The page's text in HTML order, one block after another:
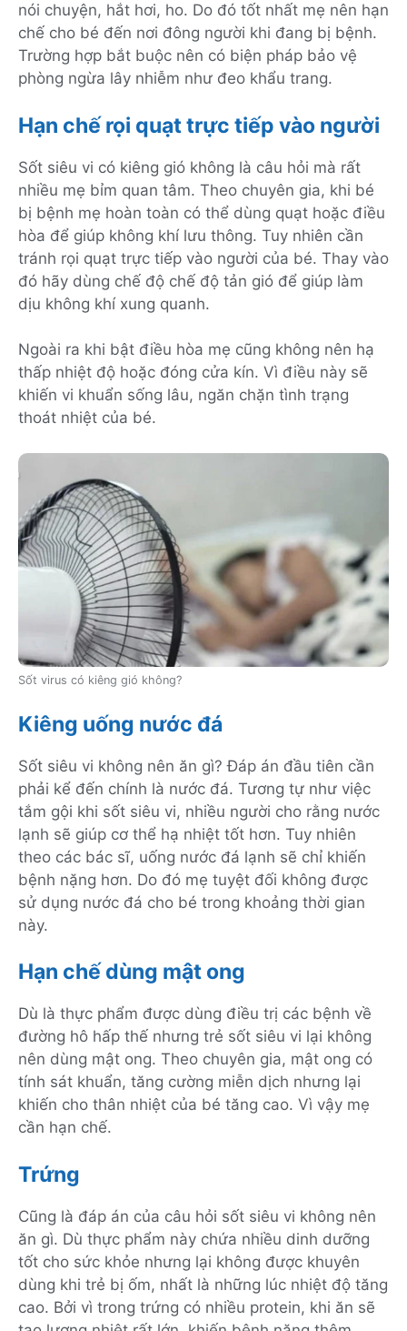
nói chuyện, hắt hơi, ho. Do đó tốt nhất mẹ nên hạn
chế cho bé đến nơi đông người khi đang bị bệnh.
Trường hợp bắt buộc nên có biện pháp bảo vệ
phòng ngừa lây nhiễm như đeo khẩu trang.
Hạn chế rọi quạt trực tiếp vào người
Sốt siêu vi có kiêng gió không là câu hỏi mà rất
nhiều mẹ bỉm quan tâm. Theo chuyên gia, khi bé
bị bệnh mẹ hoàn toàn có thể dùng quạt hoặc điều
hòa để giúp không khí lưu thông. Tuy nhiên cần
tránh rọi quạt trực tiếp vào người của bé. Thay vào
đó hãy dùng chế độ chế độ tản gió để giúp làm
dịu không khí xung quanh.
Ngoài ra khi bật điều hòa mẹ cũng không nên hạ
thấp nhiệt độ hoặc đóng cửa kín. Vì điều này sẽ
khiến vi khuẩn sống lâu, ngăn chặn tình trạng
thoát nhiệt của bé.
Sốt virus có kiêng gió không?
Kiêng uống nước đá
Sốt siêu vi không nên ăn gì? Đáp án đầu tiên cần
phải kể đến chính là nước đá. Tương tự như việc
tắm gội khi sốt siêu vi, nhiều người cho rằng nước
lạnh sẽ giúp cơ thể hạ nhiệt tốt hơn. Tuy nhiên
theo các bác sĩ, uống nước đá lạnh sẽ chỉ khiến
bệnh nặng hơn. Do đó mẹ tuyệt đối không được
sử dụng nước đá cho bé trong khoảng thời gian
này.
Hạn chế dùng mật ong
Dù là thực phẩm được dùng điều trị các bệnh về
đường hô hấp thế nhưng trẻ sốt siêu vi lại không
nên dùng mật ong. Theo chuyên gia, mật ong có
tính sát khuẩn, tăng cường miễn dịch nhưng lại
khiến cho thân nhiệt của bé tăng cao. Vì vậy mẹ
cần hạn chế.
Trứng
Cũng là đáp án của câu hỏi sốt siêu vi không nên
ăn gì. Dù thực phẩm này chứa nhiều dinh dưỡng
tốt cho sức khỏe nhưng lại không được khuyên
dùng khi trẻ bị ốm, nhất là những lúc nhiệt độ tăng
cao. Bởi vì trong trứng có nhiều protein, khi ăn sẽ